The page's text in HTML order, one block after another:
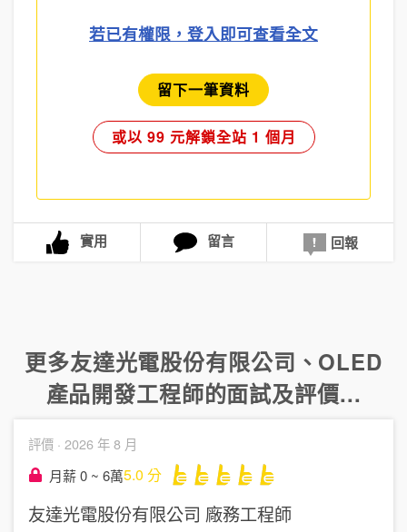
若已有權限，登入即可查看全文
留下一筆資料
或以 99 元解鎖全站 1 個月
實用 留言 回報
更多友達光電股份有限公司 、 OLED
產品開發工程師的面試及評價...
評價 · 2026 年 8 月
月薪 0 ~ 6萬5.0 分
友達光電股份有限公司 廠務工程師